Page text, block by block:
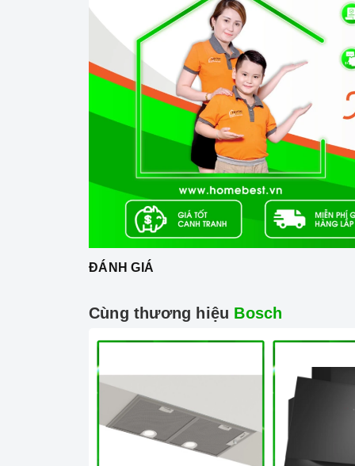
Không sử dụng hộp xốp, nhựa không chịu
Không để gần nơi ẩm ướt như cạnh bồn rửa
Không để lò nướng gần bếp gas hoặc các vật
Nên sử dụng khăn ướt để lau khoang lò.
Đọc kỹ hướng dẫn của nhà sản xuất trước khi
3. Tại sao nên chọn mua sản phẩm tại
Cam kết hàng chính hãng:Chúng tôi cam
xứ và chứng từ rõ ràng.
Chế độ hỗ trợ bảo hành linh hoạt:
Hướng
chuyên nghiệp, đảm bảo rằng quý khách
trong quá trình sử dụng sản phẩm.
sẽ đồng hành cùng quý khách trong quá trình
ĐÁNH GIÁ
Cùng thương hiệu Bosch